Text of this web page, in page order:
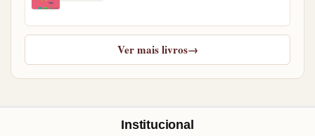
Ver mais livros→
Institucional